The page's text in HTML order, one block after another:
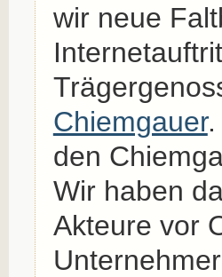
wir neue
Chiemgauer.
den
Wir haben
Akteure vor